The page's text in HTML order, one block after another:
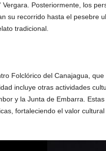
Posteriormente, los
su recorrido hasta el pesebre
tradicional.
Folclórico del Canajagua, que
incluye otras actividades
y la Junta de Embarra.
fortaleciendo el valor